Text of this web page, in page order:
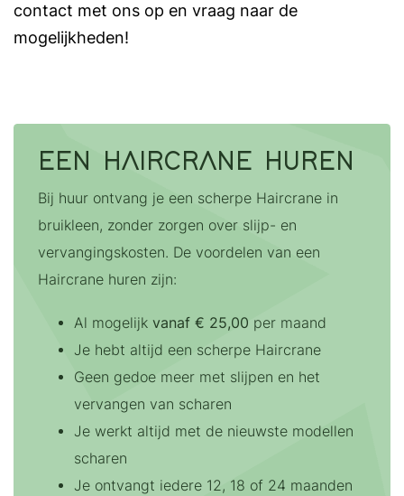
contact met ons op en vraag naar de
mogelijkheden!
EEN HAIRCRANE HUREN
Bij huur ontvang je een scherpe Haircrane in
bruikleen, zonder zorgen over slijp- en
vervangingskosten. De voordelen van een
Haircrane huren zijn:
Al mogelijk vanaf € 25,00 per maand
Je hebt altijd een scherpe Haircrane
Geen gedoe meer met slijpen en het
vervangen van scharen
Je werkt altijd met de nieuwste modellen
scharen
Je ontvangt iedere 12, 18 of 24 maanden